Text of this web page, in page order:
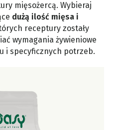
mięsożercą. Wybieraj
dużą ilość mięsa i
receptury zostały
wymagania żywieniowe
i specyficznych potrzeb.